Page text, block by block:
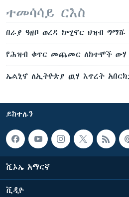
ተመሳሳይ ርእስ
በራያ ዓዘቦ ወረዳ ከሚኖር ህዝብ
የሕዝብ ቁጥር መጨመር ለከተሞች ውሃ
ኤልኒኖ ለኢትዮጵያ ዉሃ እጥረት
ይከተሉን
ቪኦኤ አማርኛ
ቪዲዮ